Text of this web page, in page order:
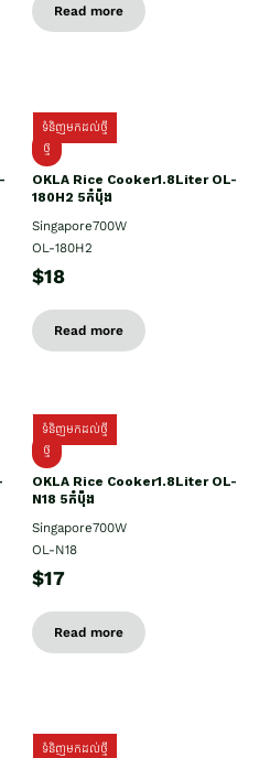
Read more
ទំនិញមកដល់ថ្មី
ថ្មី
OKLA Rice Cooker1.8Liter OL-
180H2 5កំប៉ុង
Singapore700W
OL-180H2
$18
Read more
ទំនិញមកដល់ថ្មី
ថ្មី
OKLA Rice Cooker1.8Liter OL-
N18 5កំប៉ុង
Singapore700W
OL-N18
$17
Read more
ទំនិញមកដល់ថ្មី